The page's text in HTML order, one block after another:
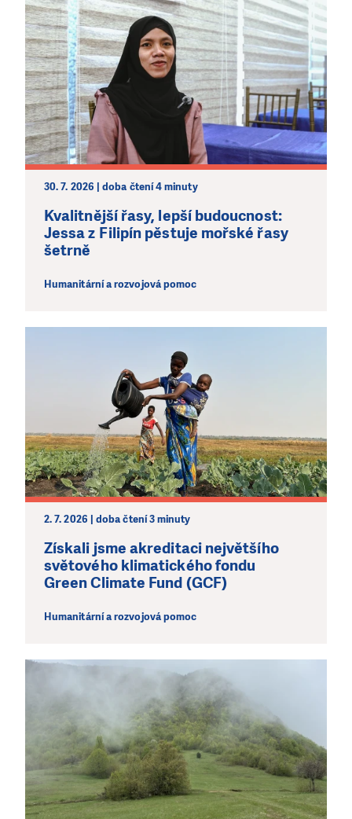
30. 7. 2026 | doba čtení 4 minuty
Kvalitnější řasy, lepší budoucnost:
Jessa z Filipín pěstuje mořské řasy
šetrně
Humanitární a rozvojová pomoc
2. 7. 2026 | doba čtení 3 minuty
Získali jsme akreditaci největšího
světového klimatického fondu
Green Climate Fund (GCF)
Humanitární a rozvojová pomoc